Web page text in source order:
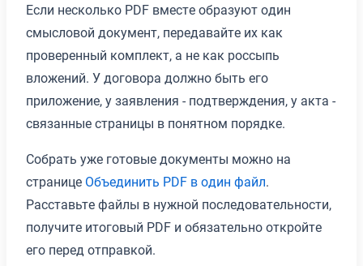
Если несколько PDF вместе образуют один
смысловой документ, передавайте их как
проверенный комплект, а не как россыпь
вложений. У договора должно быть его
приложение, у заявления - подтверждения, у акта -
связанные страницы в понятном порядке.
Собрать уже готовые документы можно на
странице Объединить PDF в один файл.
Расставьте файлы в нужной последовательности,
получите итоговый PDF и обязательно откройте
его перед отправкой.